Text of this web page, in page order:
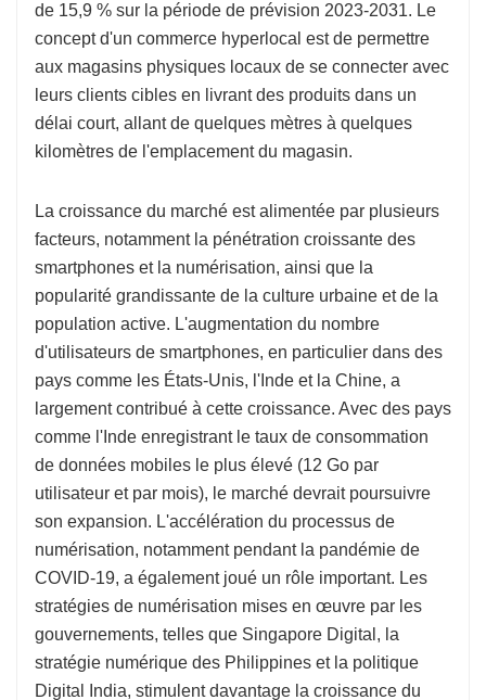
de 15,9 % sur la période de prévision 2023-2031. Le
concept d'un commerce hyperlocal est de permettre
aux magasins physiques locaux de se connecter avec
leurs clients cibles en livrant des produits dans un
délai court, allant de quelques mètres à quelques
kilomètres de l'emplacement du magasin.
La croissance du marché est alimentée par plusieurs
facteurs, notamment la pénétration croissante des
smartphones et la numérisation, ainsi que la
popularité grandissante de la culture urbaine et de la
population active. L'augmentation du nombre
d'utilisateurs de smartphones, en particulier dans des
pays comme les États-Unis, l'Inde et la Chine, a
largement contribué à cette croissance. Avec des pays
comme l'Inde enregistrant le taux de consommation
de données mobiles le plus élevé (12 Go par
utilisateur et par mois), le marché devrait poursuivre
son expansion. L'accélération du processus de
numérisation, notamment pendant la pandémie de
COVID-19, a également joué un rôle important. Les
stratégies de numérisation mises en œuvre par les
gouvernements, telles que Singapore Digital, la
stratégie numérique des Philippines et la politique
Digital India, stimulent davantage la croissance du